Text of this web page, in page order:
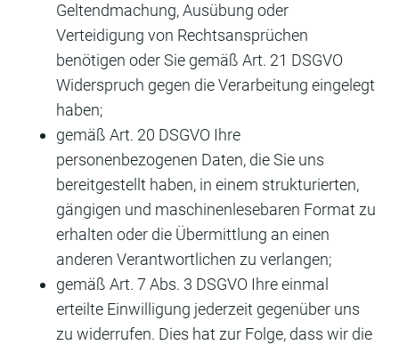
Geltendmachung, Ausübung oder
Verteidigung von Rechtsansprüchen
benötigen oder Sie gemäß Art. 21 DSGVO
Widerspruch gegen die Verarbeitung eingelegt
haben;
gemäß Art. 20 DSGVO Ihre
personenbezogenen Daten, die Sie uns
bereitgestellt haben, in einem strukturierten,
gängigen und maschinenlesebaren Format zu
erhalten oder die Übermittlung an einen
anderen Verantwortlichen zu verlangen;
gemäß Art. 7 Abs. 3 DSGVO Ihre einmal
erteilte Einwilligung jederzeit gegenüber uns
zu widerrufen. Dies hat zur Folge, dass wir die